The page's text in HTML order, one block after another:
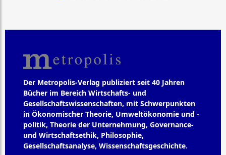
Der Metropolis-Verlag publiziert seit 40 Jahren
Bücher im Bereich Wirtschafts- und
Gesellschaftswissenschaften, mit Schwerpunkten
in Ökonomischer Theorie, Umweltökonomie und -
politik, Theorie der Unternehmung, Governance-
und Wirtschaftsethik, Philosophie,
Gesellschaftsanalyse, Wissenschaftsgeschichte.